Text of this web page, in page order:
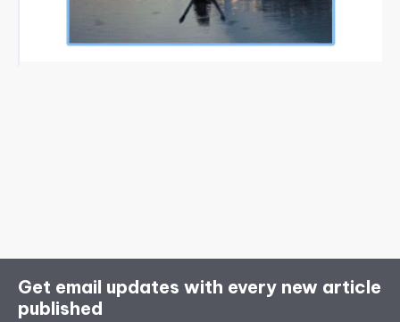
Get email updates with every new article
published